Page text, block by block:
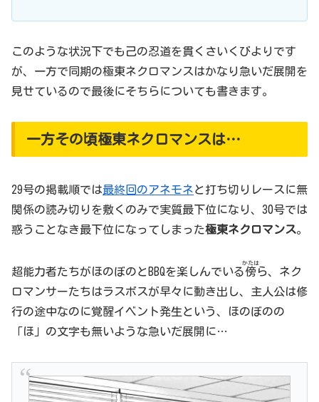
このような状況下でも己の忍道を貫くさいくびよりです
が、一方で同期の極東ネクロマンスはかなり急いだ展開を
見せているので最後にそちらについても書きます。
一方その頃極東ネクロマンスは…
29号の掲載順では最終回のアネモネと打ち切りレースに無
関係の読み切りを敷くのみで実質最下位になり、30号では
惑うことなき最下位になってしまった極東ネクロマンス。
超能力者たちがほのぼのとBBQを楽しんでいる傍
かたは
ら、ネク
ロマンサーたちはラスボスが早々に動き出し、主人公は修
行の途中なのに覚醒イベント発生という、ほのぼのの
「ほ」の文字も無いような急いだ展開に…